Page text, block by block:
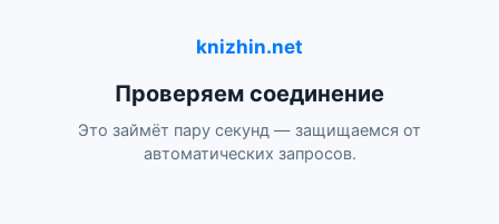
knizhin.net
Проверяем соединение
Это займёт пару секунд — защищаемся от
автоматических запросов.